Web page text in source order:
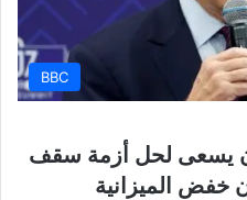
BBC
يسعى لحل أزمة سقف
خفض الميزانية